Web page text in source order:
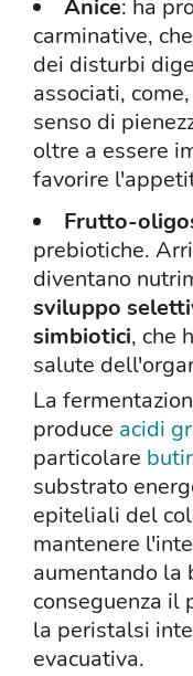
Anice: ha
carminative,
dei disturbi
associati,
senso di
oltre a essere
favorire
Frutto-
prebiotiche.
diventano
sviluppo
simbiotici, che
salute
La
produce acidi
particolare
substrato
epiteliali del
mantenere
aumentando la
conseguenza il
la peristalsi
evacuativa.